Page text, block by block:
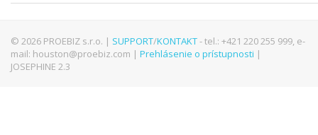
© 2026 PROEBIZ s.r.o. | SUPPORT/KONTAKT- tel.: +421 220 255 999, e-
mail: houston@proebiz.com | Prehlásenie o prístupnosti |
JOSEPHINE 2.3